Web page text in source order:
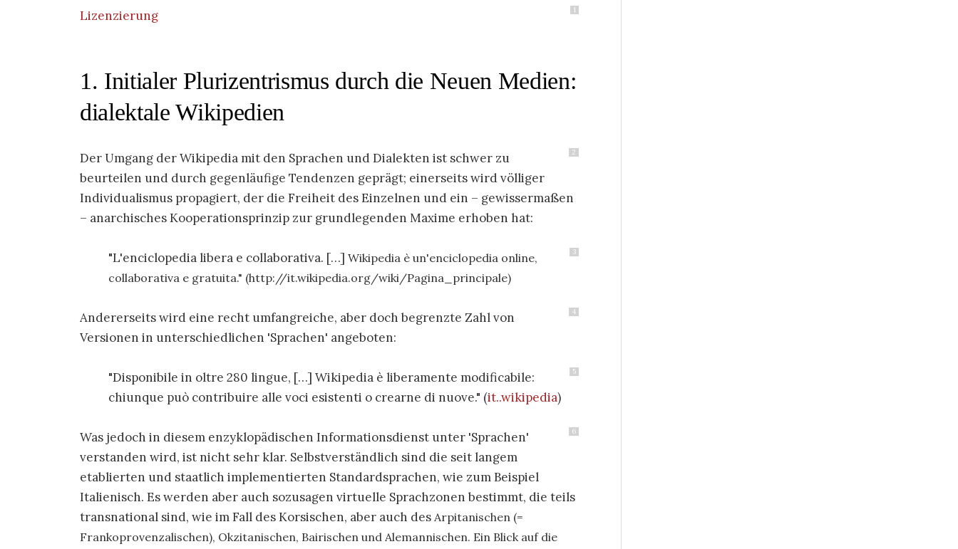
1
Lizenzierung
1. Initialer Plurizentrismus durch die Neuen Medien:
dialektale Wikipedien
2
Der Umgang der Wikipedia mit den Sprachen und Dialekten ist schwer zu
beurteilen und durch gegenläufige Tendenzen geprägt; einerseits wird völliger
Individualismus propagiert, der die Freiheit des Einzelnen und ein – gewissermaßen
– anarchisches Kooperationsprinzip zur grundlegenden Maxime erhoben hat:
3
"L'enciclopedia libera e collaborativa. […] Wikipedia è un'enciclopedia online,
collaborativa e gratuita." (http://it.wikipedia.org/wiki/Pagina_principale)
4
Andererseits wird eine recht umfangreiche, aber doch begrenzte Zahl von
Versionen in unterschiedlichen 'Sprachen' angeboten:
5
"Disponibile in oltre 280 lingue, […] Wikipedia è liberamente modificabile:
chiunque può contribuire alle voci esistenti o crearne di nuove." (it..wikipedia)
6
Was jedoch in diesem enzyklopädischen Informationsdienst unter 'Sprachen'
verstanden wird, ist nicht sehr klar. Selbstverständlich sind die seit langem
etablierten und staatlich implementierten Standardsprachen, wie zum Beispiel
Italienisch. Es werden aber auch sozusagen virtuelle Sprachzonen bestimmt, die teils
transnational sind, wie im Fall des Korsischen, aber auch des Arpitanischen (=
Frankoprovenzalischen), Okzitanischen, Bairischen und Alemannischen. Ein Blick auf die